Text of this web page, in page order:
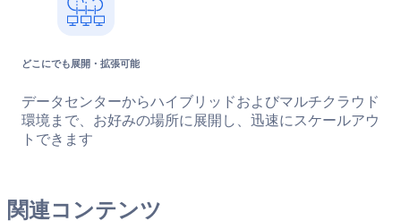
どこにでも展開・拡張可能
データセンターからハイブリッドおよびマルチクラウド
環境まで、お好みの場所に展開し、迅速にスケールアウ
トできます
関連コンテンツ